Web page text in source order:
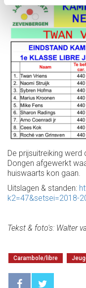
De prijsuitreiking
Dongen afgewerkt
huiswaarts kon gaan.
Uitslagen & standen:
k2=47&setsei=2018-
Tekst & foto's: Walter
Carambole/libre